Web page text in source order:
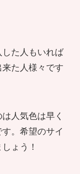
た人もいれば
た人様々です
人気色は早く
。希望のサイ
ょう！